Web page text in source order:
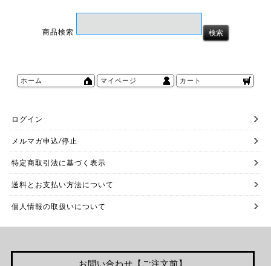
商品検索
ホーム マイページ カート
ログイン
メルマガ申込/停止
特定商取引法に基づく表示
送料とお支払い方法について
個人情報の取扱いについて
お問い合わせ【ご注文前】